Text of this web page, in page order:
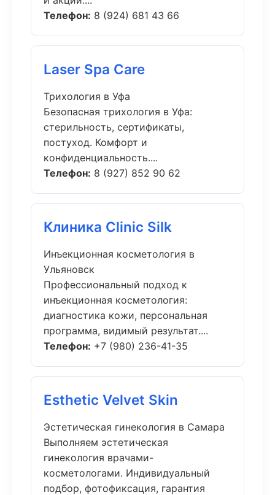
Телефон: 8 (924) 681 43 66
Laser Spa Care
Трихология в Уфа
Безопасная трихология в Уфа:
стерильность, сертификаты,
постуход. Комфорт и
конфиденциальность....
Телефон: 8 (927) 852 90 62
Клиника Clinic Silk
Инъекционная косметология в
Ульяновск
Профессиональный подход к
инъекционная косметология:
диагностика кожи, персональная
программа, видимый результат....
Телефон: +7 (980) 236-41-35
Esthetic Velvet Skin
Эстетическая гинекология в Самара
Выполняем эстетическая
гинекология врачами-
косметологами. Индивидуальный
подбор, фотофиксация, гарантия